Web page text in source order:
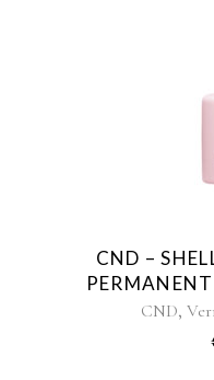
CND –
CND,